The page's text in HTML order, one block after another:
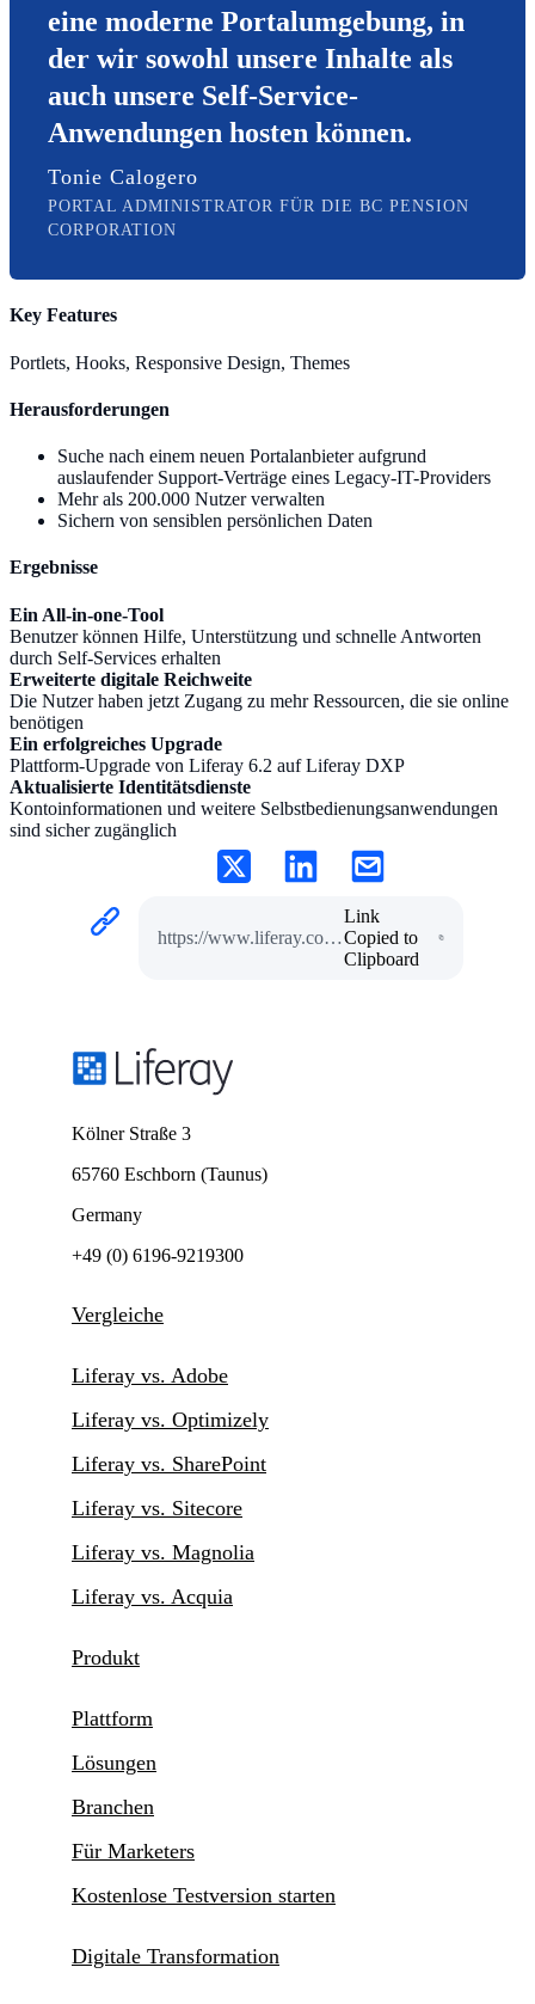
eine moderne Portalumgebung, in
der wir sowohl unsere Inhalte als
auch unsere Self-Service-
Anwendungen hosten können.
Tonie Calogero
PORTAL ADMINISTRATOR FÜR DIE BC PENSION
CORPORATION
Key Features
Portlets, Hooks, Responsive Design, Themes
Herausforderungen
Suche nach einem neuen Portalanbieter aufgrund
auslaufender Support-Verträge eines Legacy-IT-Providers
Mehr als 200.000 Nutzer verwalten
Sichern von sensiblen persönlichen Daten
Ergebnisse
Ein All-in-one-Tool
Benutzer können Hilfe, Unterstützung und schnelle Antworten
durch Self-Services erhalten
Erweiterte digitale Reichweite
Die Nutzer haben jetzt Zugang zu mehr Ressourcen, die sie online
benötigen
Ein erfolgreiches Upgrade
Plattform-Upgrade von Liferay 6.2 auf Liferay DXP
Aktualisierte Identitätsdienste
Kontoinformationen und weitere Selbstbedienungsanwendungen
sind sicher zugänglich
https://www.liferay.com/de/w/digitale-self-services-f%C3%BCr-die-kanadische-rentenkasse-bc-pension-corporation
Link
Copied to
Clipboard
Kölner Straße 3
65760 Eschborn (Taunus)
Germany
+49 (0) 6196-9219300
Vergleiche
Liferay vs. Adobe
Liferay vs. Optimizely
Liferay vs. SharePoint
Liferay vs. Sitecore
Liferay vs. Magnolia
Liferay vs. Acquia
Produkt
Plattform
Lösungen
Branchen
Für Marketers
Kostenlose Testversion starten
Digitale Transformation